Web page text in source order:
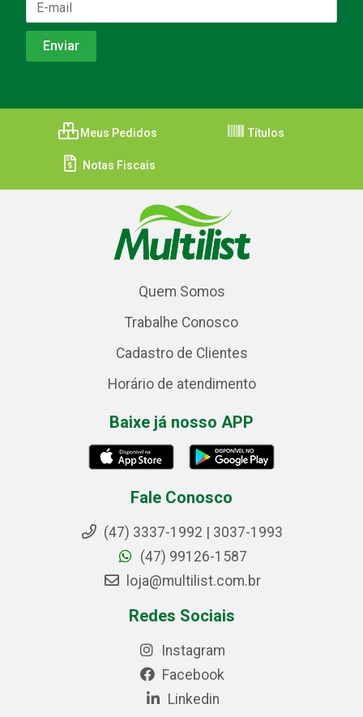
Meus Pedidos Títulos
Notas Fiscais
Quem Somos
Trabalhe Conosco
Cadastro de Clientes
Horário de atendimento
Baixe já nosso APP
Fale Conosco
(47) 3337-1992 | 3037-1993
(47) 99126-1587
loja@multilist.com.br
Redes Sociais
Instagram
Facebook
Linkedin